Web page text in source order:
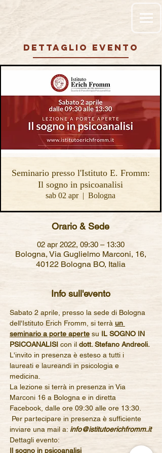
DETTAGLIO EVENTO
Seminario presso l'Istituto E. Fromm:
Il sogno in psicoanalisi
sab 02 apr
  |
Bologna
Orario & Sede
02 apr 2022, 09:30 – 13:30
Bologna, Via Guglielmo Marconi, 16,
40122 Bologna BO, Italia
Info sull'evento
Sabato 2 aprile, presso la sede di Bologna
dell'Istituto Erich Fromm, si terrà un
seminario a porte aperte su IL SOGNO IN
PSICOANALISI con il dott. Stefano Andreoli.
L'invito in presenza è esteso a tutti i
laureati e laureandi in psicologia e
medicina.
La lezione si terrà in presenza in Via
Marconi 16 a Bologna e in diretta
Facebook, dalle ore 09:30 alle ore 13:30.
Per partecipare in presenza è sufficiente
inviare una mail a: info@istitutoerichfromm.it
Dettagli evento: